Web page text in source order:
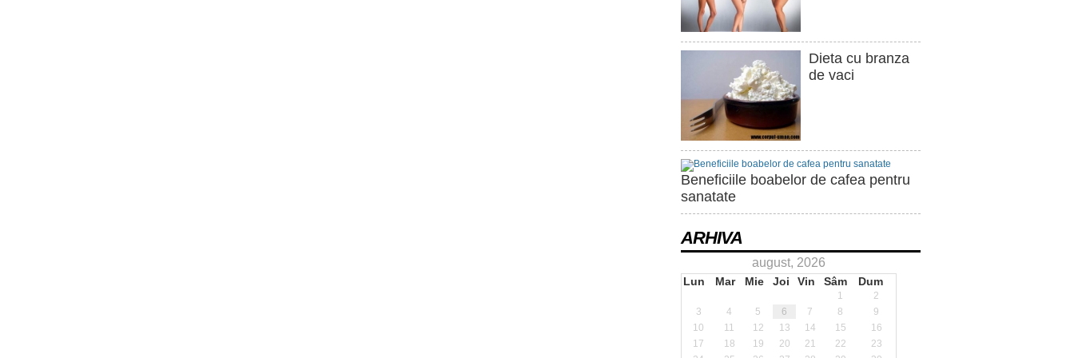
Dieta cu branza
de vaci
Beneficiile boabelor de cafea pentru
sanatate
ARHIVA
august, 2026
Lun Mar Mie Joi Vin Sâm Dum
1
2
3
4 5 6 7 8
9
10
11 12 13 14 15
16
17
18 19 20 21 22
23